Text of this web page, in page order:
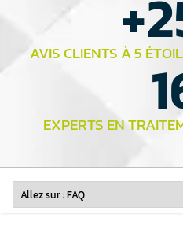
AVIS CLIENTS À 5
+
EXPERTS EN